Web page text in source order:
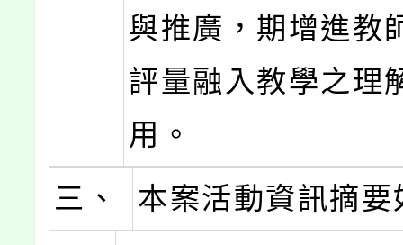
與推廣，期增進教
評量融入教學之理
用。
三、
本案活動資訊摘要